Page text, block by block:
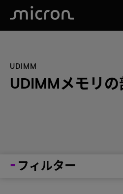
UDIMM
UDIMMメモリ
フィルター